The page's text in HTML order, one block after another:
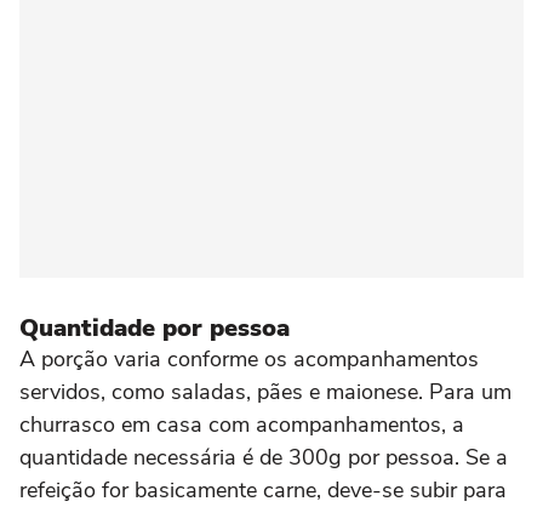
Quantidade por pessoa
A porção varia conforme os acompanhamentos
servidos, como saladas, pães e maionese. Para um
churrasco em casa com acompanhamentos, a
quantidade necessária é de 300g por pessoa. Se a
refeição for basicamente carne, deve-se subir para